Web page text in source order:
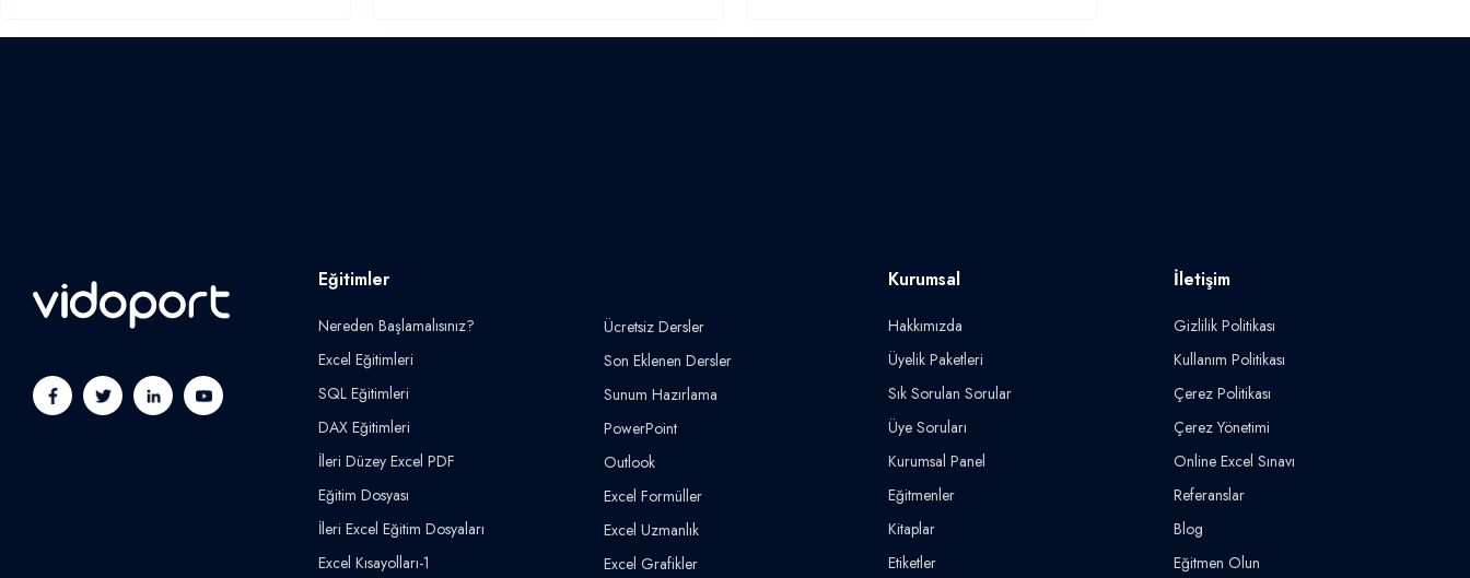
Eğitimler
Nereden Başlamalısınız?
Excel Eğitimleri
SQL Eğitimleri
DAX Eğitimleri
İleri Düzey Excel PDF
Eğitim Dosyası
İleri Excel Eğitim Dosyaları
Excel Kısayolları-1
Ücretsiz Dersler
Son Eklenen Dersler
Sunum Hazırlama
PowerPoint
Outlook
Excel Formüller
Excel Uzmanlık
Excel Grafikler
Kurumsal
Hakkımızda
Üyelik Paketleri
Sık Sorulan Sorular
Üye Soruları
Kurumsal Panel
Eğitmenler
Kitaplar
Etiketler
İletişim
Gizlilik Politikası
Kullanım Politikası
Çerez Politikası
Çerez Yönetimi
Online Excel Sınavı
Referanslar
Blog
Eğitmen Olun